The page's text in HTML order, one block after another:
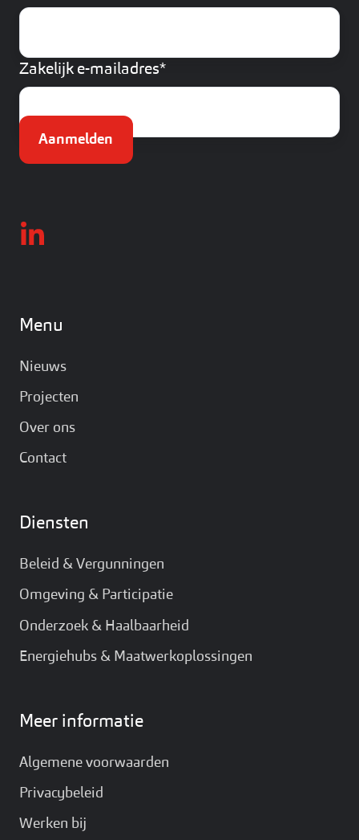
Zakelijk e-mailadres*
Menu
Nieuws
Projecten
Over ons
Contact
Diensten
Beleid & Vergunningen
Omgeving & Participatie
Onderzoek & Haalbaarheid
Energiehubs & Maatwerkoplossingen
Meer informatie
Algemene voorwaarden
Privacybeleid
Werken bij